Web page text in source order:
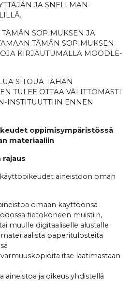
JA SNELLMAN-
TÄMÄN SOPIMUKSEN JA
TÄMÄN SOPIMUKSEN
KIRJAUTUMALLA MOODLE-
SITOUA TÄHÄN
TULEE OTTAA VÄLITTÖMÄSTI
INSTITUUTTIIN ENNEN
oppimisympäristössä
materiaaliin
rajaus
käyttöoikeudet aineistoon oman
omaan käyttöönsä
tietokoneen muistiin,
muulle digitaaliselle alustalle
paperitulosteita
itse laatimastaan
aineistoa ja oikeus yhdistellä